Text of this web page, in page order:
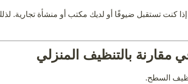
كنت تستقبل ضيوفًا أو لديك مكتب أو منشأة تجارية.
مقارنة بالتنظيف المنزلي
السطح.